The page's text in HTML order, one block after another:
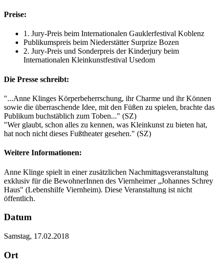
Preise:
1. Jury-Preis beim Internationalen Gauklerfestival Koblenz
Publikumspreis beim Niederstätter Surprize Bozen
2. Jury-Preis und Sonderpreis der Kinderjury beim
Internationalen Kleinkunstfestival Usedom
Die Presse schreibt:
"...Anne Klinges Körperbeherrschung, ihr Charme und ihr Können
sowie die überraschende Idee, mit den Füßen zu spielen, brachte das
Publikum buchstäblich zum Toben..." (SZ)
"Wer glaubt, schon alles zu kennen, was Kleinkunst zu bieten hat,
hat noch nicht dieses Fußtheater gesehen." (SZ)
Weitere Informationen:
Anne Klinge spielt in einer zusätzlichen Nachmittagsveranstaltung
exklusiv für die BewohnerInnen des Viernheimer „Johannes Schrey
Haus" (Lebenshilfe Viernheim). Diese Veranstaltung ist nicht
öffentlich.
Datum
Samstag, 17.02.2018
Ort